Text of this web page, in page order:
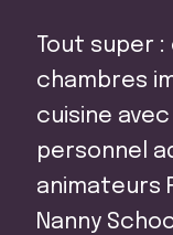
Tout super
chambres
cuisine
personnel
animateurs
Nanny